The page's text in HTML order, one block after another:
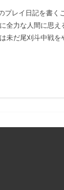
レイ日記を書く
全力な人間に思
未だ尾刈斗中戦